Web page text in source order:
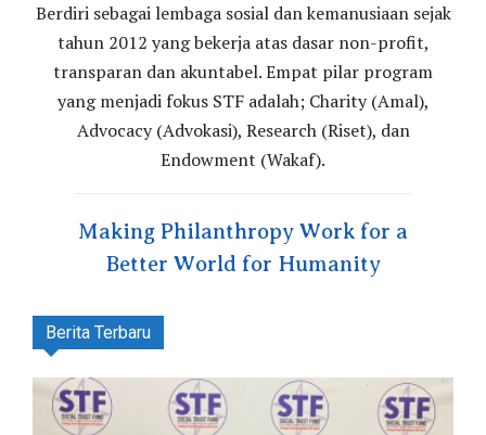
Berdiri sebagai lembaga sosial dan kemanusiaan sejak
tahun 2012 yang bekerja atas dasar non-profit,
transparan dan akuntabel. Empat pilar program
yang menjadi fokus STF adalah; Charity (Amal),
Advocacy (Advokasi), Research (Riset), dan
Endowment (Wakaf).
Making Philanthropy Work for a
Better World for Humanity
Berita Terbaru